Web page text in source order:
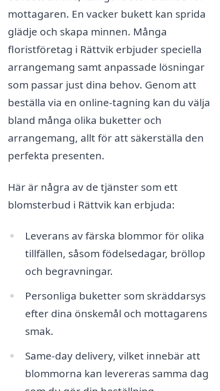
mottagaren. En vacker bukett kan sprida
glädje och skapa minnen. Många
floristföretag i Rättvik erbjuder speciella
arrangemang samt anpassade lösningar
som passar just dina behov. Genom att
beställa via en online-tagning kan du välja
bland många olika buketter och
arrangemang, allt för att säkerställa den
perfekta presenten.
Här är några av de tjänster som ett
blomsterbud i Rättvik kan erbjuda:
Leverans av färska blommor för olika
tillfällen, såsom födelsedagar, bröllop
och begravningar.
Personliga buketter som skräddarsys
efter dina önskemål och mottagarens
smak.
Same-day delivery, vilket innebär att
blommorna kan levereras samma dag